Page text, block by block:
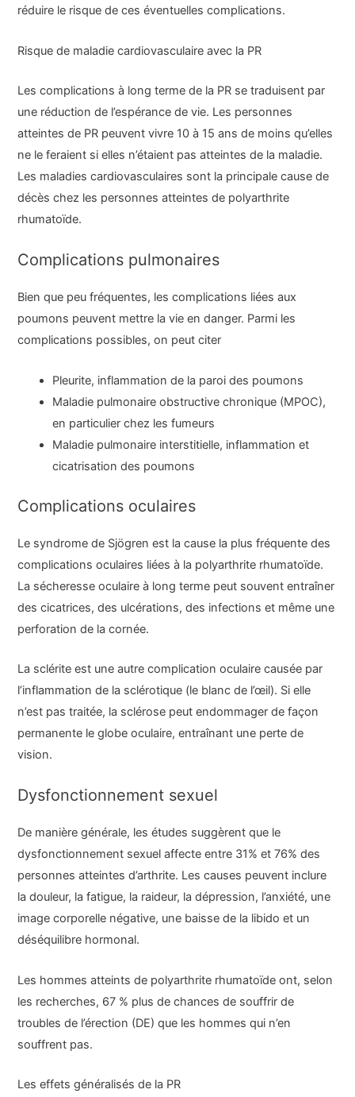
réduire le risque de ces éventuelles complications.
Risque de maladie cardiovasculaire avec la PR
Les complications à long terme de la PR se traduisent par
une réduction de l’espérance de vie. Les personnes
atteintes de PR peuvent vivre 10 à 15 ans de moins qu’elles
ne le feraient si elles n’étaient pas atteintes de la maladie.
Les maladies cardiovasculaires sont la principale cause de
décès chez les personnes atteintes de polyarthrite
rhumatoïde.
Complications pulmonaires
Bien que peu fréquentes, les complications liées aux
poumons peuvent mettre la vie en danger. Parmi les
complications possibles, on peut citer
Pleurite, inflammation de la paroi des poumons
Maladie pulmonaire obstructive chronique (MPOC),
en particulier chez les fumeurs
Maladie pulmonaire interstitielle, inflammation et
cicatrisation des poumons
Complications oculaires
Le syndrome de Sjögren est la cause la plus fréquente des
complications oculaires liées à la polyarthrite rhumatoïde.
La sécheresse oculaire à long terme peut souvent entraîner
des cicatrices, des ulcérations, des infections et même une
perforation de la cornée.
La sclérite est une autre complication oculaire causée par
l’inflammation de la sclérotique (le blanc de l’œil). Si elle
n’est pas traitée, la sclérose peut endommager de façon
permanente le globe oculaire, entraînant une perte de
vision.
Dysfonctionnement sexuel
De manière générale, les études suggèrent que le
dysfonctionnement sexuel affecte entre 31% et 76% des
personnes atteintes d’arthrite. Les causes peuvent inclure
la douleur, la fatigue, la raideur, la dépression, l’anxiété, une
image corporelle négative, une baisse de la libido et un
déséquilibre hormonal.
Les hommes atteints de polyarthrite rhumatoïde ont, selon
les recherches, 67 % plus de chances de souffrir de
troubles de l’érection (DE) que les hommes qui n’en
souffrent pas.
Les effets généralisés de la PR